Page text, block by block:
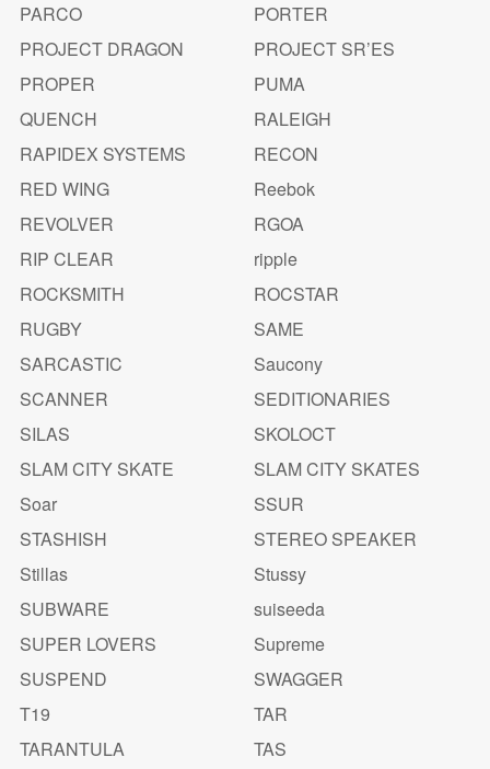
PARCO
PORTER
PROJECT DRAGON
PROJECT SR’ES
PROPER
PUMA
QUENCH
RALEIGH
RAPIDEX SYSTEMS
RECON
RED WING
Reebok
REVOLVER
RGOA
RIP CLEAR
ripple
ROCKSMITH
ROCSTAR
RUGBY
SAME
SARCASTIC
Saucony
SCANNER
SEDITIONARIES
SILAS
SKOLOCT
SLAM CITY SKATE
SLAM CITY SKATES
Soar
SSUR
STASHISH
STEREO SPEAKER
Stillas
Stussy
SUBWARE
suiseeda
SUPER LOVERS
Supreme
SUSPEND
SWAGGER
T19
TAR
TARANTULA
TAS